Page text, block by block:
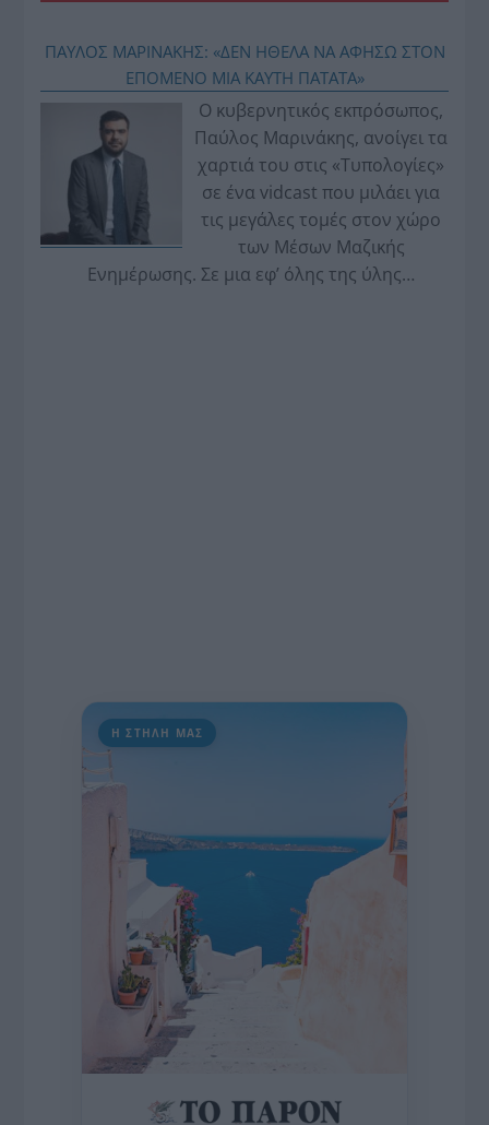
ΠΑΥΛΟΣ ΜΑΡΙΝΑΚΗΣ: «ΔΕΝ ΗΘΕΛΑ ΝΑ ΑΦΗΣΩ ΣΤΟΝ
ΕΠΟΜΕΝΟ ΜΙΑ ΚΑΥΤΗ ΠΑΤΑΤΑ»
Ο κυβερνητικός εκπρόσωπος,
Παύλος Μαρινάκης, ανοίγει τα
χαρτιά του στις «Τυπολογίες»
σε ένα vidcast που μιλάει για
τις μεγάλες τομές στον χώρο
των Μέσων Μαζικής
Ενημέρωσης. Σε μια εφ’ όλης της ύλης
Η ΣΤΗΛΗ ΜΑΣ